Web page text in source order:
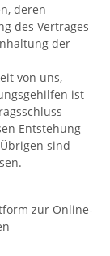
deren
des Vertrages
der
von uns,
ist
Entstehung
sind
zur Online-